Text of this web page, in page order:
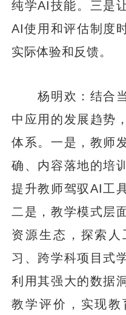
纯学AI技能。三是
AI使用和评估制度
实际体验和反馈。
杨明欢：结合当
中应用的发展趋势
体系。一是，教师
确、内容落地的培
提升教师驾驭AI工
二是，教学模式层
资源生态，探索
习、跨学科项目式
利用其强大的数据
教学评价，实现